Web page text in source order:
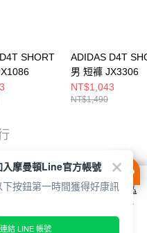
SHORT
ADIDAS D4T
男 短褲 JX3306
NT$1,043
NT$1,490
cookie 方式之詳情，及若您不希
cookie 設定，請參閱本網站「
隱私
即表示您同意本公司得按本網站使
入摩曼頓Line官方帳號
按鈕第一時間獲得好康訊
連結 LINE 帳號